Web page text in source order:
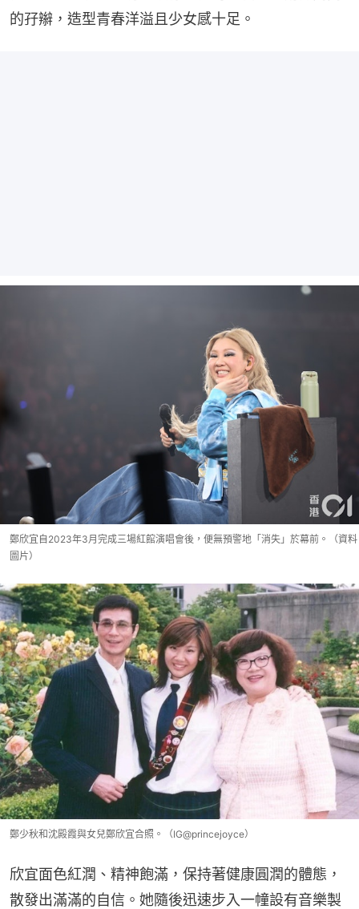
的孖辮，造型青春洋溢且少女感十足。
鄭欣宜自2023年3月完成三場紅館演唱會後，便無預警地「消失」於幕前。（資料
圖片）
鄭少秋和沈殿霞與女兒鄭欣宜合照。（IG@princejoyce）
欣宜面色紅潤、精神飽滿，保持著健康圓潤的體態，
散發出滿滿的自信。她隨後迅速步入一幢設有音樂製